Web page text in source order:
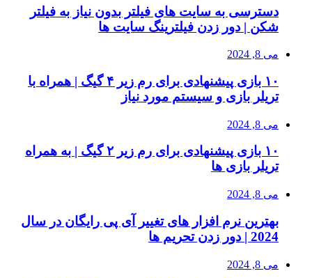
دسترسی به سایت های فیلتر بدون نیاز به فیلتر
شکن | دور زدن فیلترینگ سایت ها
می 8, 2024
۱۰ بازی پیشنهادی برای رم زیر ۴ گیگ | همراه با
تریلر بازی و سیستم مورد نیاز
می 8, 2024
۱۰ بازی پیشنهادی برای رم زیر ۲ گیگ | به همراه
تریلر بازی ها
می 8, 2024
بهترین نرم افزار های تغییر آی پی رایگان در سال
2024 | دور زدن تحریم ها
می 8, 2024